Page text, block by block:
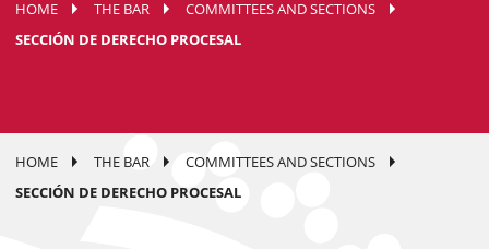
HOME THE BAR
COMMITTEES AND SECTIONS
SECCIÓN DE DERECHO PROCESAL
HOME THE BAR
COMMITTEES AND SECTIONS
SECCIÓN DE DERECHO PROCESAL